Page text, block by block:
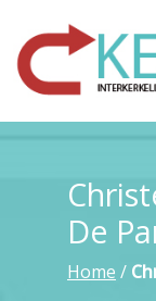
De
Home /